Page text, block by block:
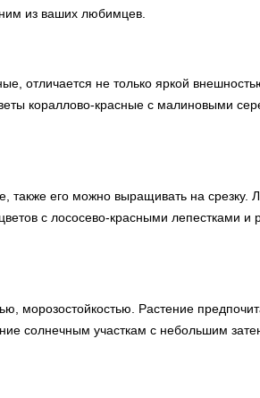
из ваших любимцев.
отличается не только яркой
кораллово-красные с малиновыми
его можно выращивать на срезку.
с лососево-красными лепестками
морозостойкостью. Растение
солнечным участкам с небольшим